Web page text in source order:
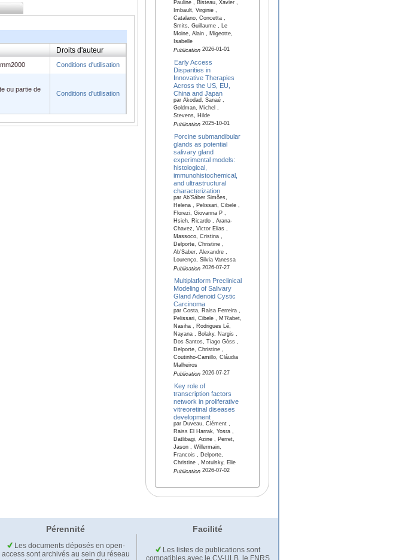
Droits d'auteur
Conditions d'utilisation
ou partie de
Conditions d'utilisation
Pauline , Bisteau, Xavier ,
Imbault, Virginie ,
Catalano, Concetta ,
Smits, Guillaume , Le
Moine, Alain , Migeotte,
Isabelle
Publication2026-01-01
Early Access
Disparities in
Innovative Therapies
Across the US, EU,
China and Japan
par Akodad, Sanaé ,
Goldman, Michel ,
Stevens, Hilde
Publication2025-10-01
Porcine submandibular
glands as potential
salivary gland
experimental models:
histological,
immunohistochemical,
and ultrastructural
characterization
par Ab’Sáber Simões,
Helena , Pelissari, Cibele ,
Florezi, Giovanna P ,
Hsieh, Ricardo , Arana-
Chavez, Victor Elias ,
Massoco, Cristina ,
Delporte, Christine ,
Ab’Saber, Alexandre ,
Lourenço, Silvia Vanessa
Publication2026-07-27
Multiplatform Preclinical
Modeling of Salivary
Gland Adenoid Cystic
Carcinoma
par Costa, Raisa Ferreira ,
Pelissari, Cibele , M'Rabet,
Nasiha , Rodrigues Lé,
Nayana , Bolaky, Nargis ,
Dos Santos, Tiago Góss ,
Delporte, Christine ,
Coutinho-Camillo, Cláudia
Malheiros
Publication2026-07-27
Key role of
transcription factors
network in proliferative
vitreoretinal diseases
development
par Duveau, Clément ,
Raiss El Harrak, Yosra ,
Datlibagi, Azine , Perret,
Jason , Willermain,
Francois , Delporte,
Christine , Motulsky, Elie
Publication2026-07-02
Pérennité Facilité
Les documents déposés en open-
access sont archivés au sein du réseau
Les listes de publications sont